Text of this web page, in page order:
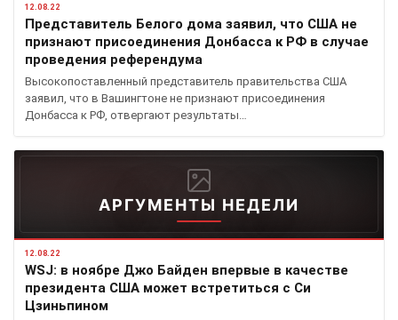
12.08.22
Представитель Белого дома заявил, что США не
признают присоединения Донбасса к РФ в случае
проведения референдума
Высокопоставленный представитель правительства США
заявил, что в Вашингтоне не признают присоединения
Донбасса к РФ, отвергают результаты…
АРГУМЕНТЫ НЕДЕЛИ
12.08.22
WSJ: в ноябре Джо Байден впервые в качестве
президента США может встретиться с Си
Цзиньпином